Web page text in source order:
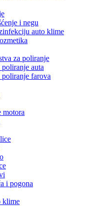
i negu
auto klime
za poliranje
poliranje auta
poliranje farova
motora
i pogona
klime